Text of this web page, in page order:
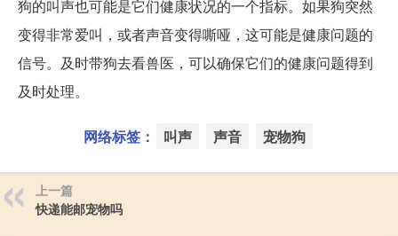
狗的叫声也可能是它们健康状况的一个指标。如果狗突然
变得非常爱叫，或者声音变得嘶哑，这可能是健康问题的
信号。及时带狗去看兽医，可以确保它们的健康问题得到
及时处理。
网络标签： 叫声 声音 宠物狗
上一篇
快递能邮宠物吗